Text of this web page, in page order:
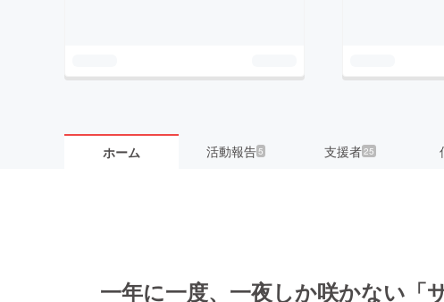
ホーム 活動報告5 支援者25
一年に一度、一夜しか咲かない「